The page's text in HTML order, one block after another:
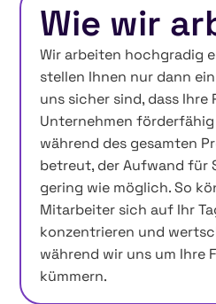
Wie wir
Wir arbeiten hochgradig
stellen Ihnen nur dann
uns sicher sind, dass Ihre
Unternehmen förderfähig
während des gesamten
betreut, der Aufwand für
gering wie möglich. So
Mitarbeiter sich auf Ihr
konzentrieren und
während wir uns um Ihre
kümmern.